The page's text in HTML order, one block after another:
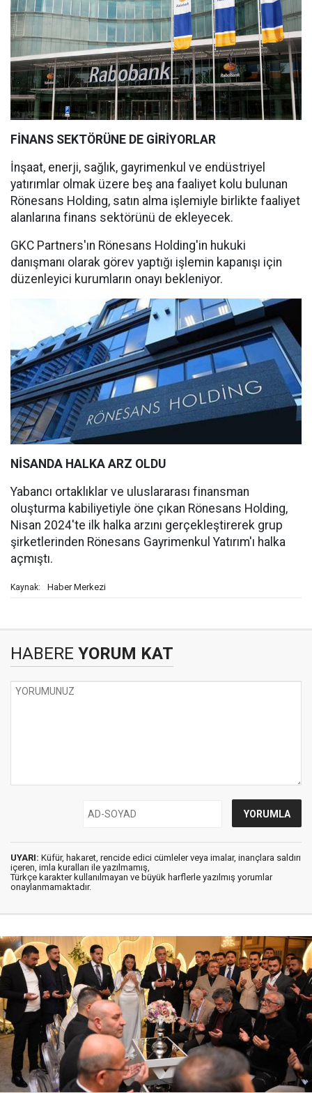
FİNANS SEKTÖRÜNE DE GİRİYORLAR
İnşaat, enerji, sağlık, gayrimenkul ve endüstriyel
yatırımlar olmak üzere beş ana faaliyet kolu bulunan
Rönesans Holding, satın alma işlemiyle birlikte faaliyet
alanlarına finans sektörünü de ekleyecek.
GKC Partners'ın Rönesans Holding'in hukuki
danışmanı olarak görev yaptığı işlemin kapanışı için
düzenleyici kurumların onayı bekleniyor.
NİSANDA HALKA ARZ OLDU
Yabancı ortaklıklar ve uluslararası finansman
oluşturma kabiliyetiyle öne çıkan Rönesans Holding,
Nisan 2024'te ilk halka arzını gerçekleştirerek grup
şirketlerinden Rönesans Gayrimenkul Yatırım'ı halka
açmıştı.
Kaynak: Haber Merkezi
HABERE YORUM KAT
UYARI: Küfür, hakaret, rencide edici cümleler veya imalar, inançlara saldırı
içeren, imla kuralları ile yazılmamış,
Türkçe karakter kullanılmayan ve büyük harflerle yazılmış yorumlar
onaylanmamaktadır.